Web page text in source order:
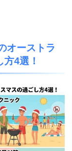
オーストラ
4選！